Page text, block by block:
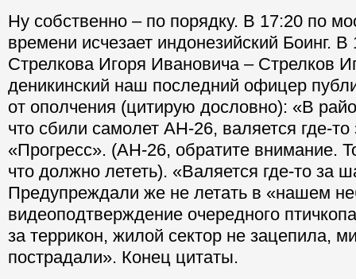
Ну собственно – по порядку. В 17:20 по
времени исчезает индонезийский Боинг. В
Стрелкова Игоря Ивановича – Стрелков
деникинский наш последний офицер
от ополчения (цитирую дословно): «В
что сбили самолет АН-26, валяется где-
«Прогресс». (АН-26, обратите внимание.
что должно лететь). «Валяется где-то за
Предупреждали же не летать в «нашем
видеоподтверждение очередного
за террикон, жилой сектор не зацепила,
пострадали». Конец цитаты.